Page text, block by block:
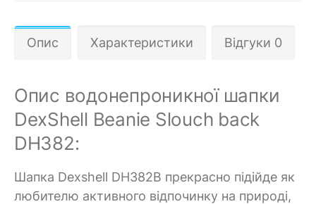
Опис Характеристики Відгуки 0
Опис водонепроникної шапки
DexShell Beanie Slouch back
DH382:
Шапка Dexshell DH382B прекрасно підійде як
любителю активного відпочинку на природі,